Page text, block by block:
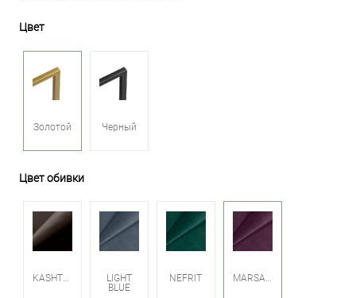
Цвет
Золотой Черный
Цвет обивки
KASHTAN
LIGHT
BLUE
NEFRIT